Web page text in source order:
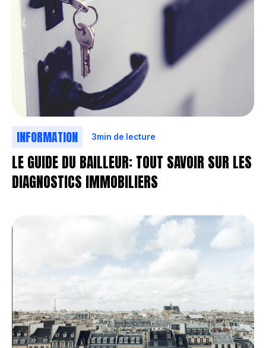
INFORMATION 3min de lecture
LE GUIDE DU BAILLEUR: TOUT SAVOIR SUR LES
DIAGNOSTICS IMMOBILIERS